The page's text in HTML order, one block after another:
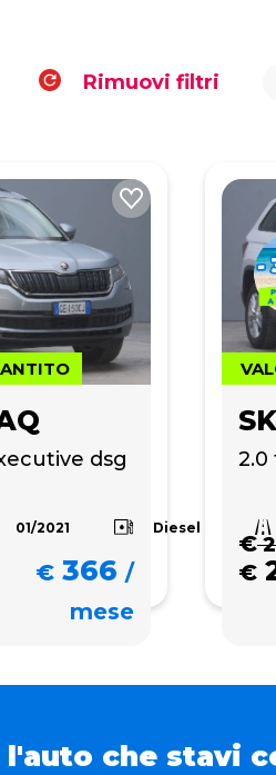
Rimuovi filtri
dsg
01/2021 Diesel
€ 366 /
mese
2.0
€
€
che stavi